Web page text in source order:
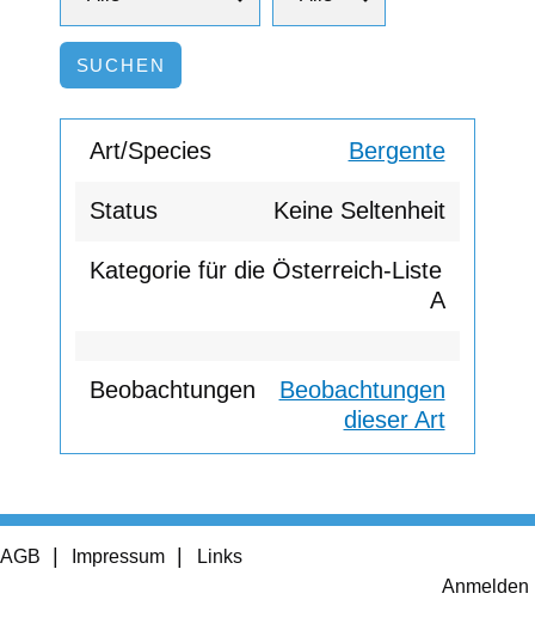
Bergente
Keine Seltenheit
A
Beobachtungen
dieser Art
Footer
AGB Impressum Links
Anmelden